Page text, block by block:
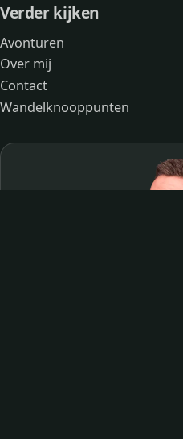
Verder kijken
Avonturen
Over mij
Contact
Wandelknooppunten